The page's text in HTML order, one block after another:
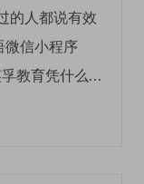
的人都说有效
微信小程序
探寻成人英语口语线上课程：EF 英孚教育凭什么领航